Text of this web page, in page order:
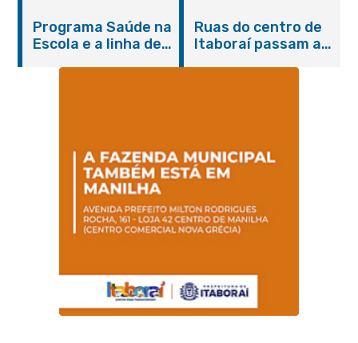
serviços gratuitos e
orientações
Programa Saúde na
Escola e a linha de
Magalhães Seabra
Ruas do centro de
Itaboraí passam a